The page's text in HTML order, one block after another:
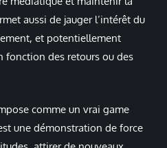
aussi de jauger l’intérêt du
et potentiellement
fonction des retours ou des
comme un vrai game
une démonstration de force